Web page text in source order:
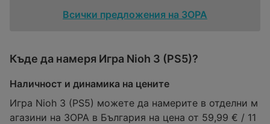
Всички предложения на ЗОРА
Къде да намеря Игра Nioh 3 (PS5)?
Наличност и динамика на цените
Игра Nioh 3 (PS5) можете да намерите в отделни м
агазини на ЗОРА в България на цена от 59,99 € / 11